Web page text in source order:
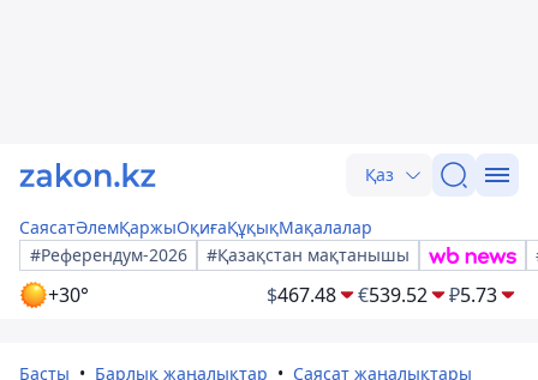
Қаз
СаясатӘлемҚаржыОқиғаҚұқықМақалалар
#Референдум-2026
#Қазақстан мақтанышы
+30° $467.48 €539.52 ₽5.73
Басты Барлық жаңалықтар Саясат жаңалықтары